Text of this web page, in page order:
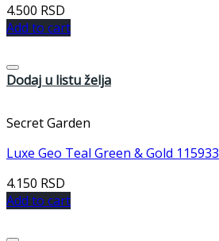
4.500 RSD
Add to cart
Dodaj u listu želja
Secret Garden
Luxe Geo Teal Green & Gold 115933
4.150 RSD
Add to cart